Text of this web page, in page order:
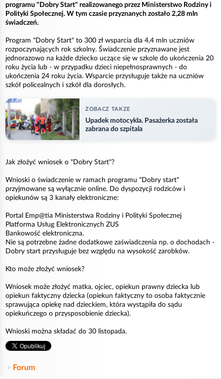
programu "Dobry Start" realizowanego przez Ministerstwo Rodziny i
Polityki Społecznej. W tym czasie przyznanych zostało 2,28 mln
świadczeń.
Program "Dobry Start" to 300 zł wsparcia dla 4,4 mln uczniów
rozpoczynających rok szkolny. Świadczenie przyznawane jest
jednorazowo na każde dziecko uczące się w szkole do ukończenia 20
roku życia lub - w przypadku dzieci niepełnosprawnych - do
ukończenia 24 roku życia. Wsparcie przysługuje także na uczniów
szkół policealnych i szkół dla dorosłych.
ZOBACZ TAKZE
Upadek motocykla. Pasażerka została
zabrana do szpitala
Jak złożyć wniosek o "Dobry Start"?
Wnioski o świadczenie w ramach programu "Dobry start"
przyjmowane są wyłącznie online. Do dyspozycji rodziców i
opiekunów są 3 kanały elektroniczne:
Portal Emp@tia Ministerstwa Rodziny i Polityki Społecznej
Platforma Usług Elektronicznych ZUS
Bankowość elektroniczna.
Nie są potrzebne żadne dodatkowe zaświadczenia np. o dochodach -
Dobry start przysługuje bez względu na wysokość zarobków.
Kto może złożyć wniosek?
Wniosek może złożyć matka, ojciec, opiekun prawny dziecka lub
opiekun faktyczny dziecka (opiekun faktyczny to osoba faktycznie
sprawująca opiekę nad dzieckiem, która wystąpiła do sądu
opiekuńczego o przysposobienie dziecka).
Wnioski można składać do 30 listopada.
Forum